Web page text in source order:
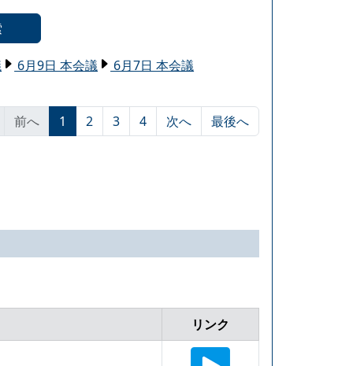
6月9日 本会議 6月7日 本会議
前へ 1 2 3 4 次へ 最後へ
リンク